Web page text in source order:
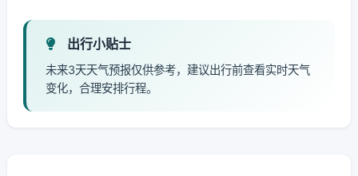
出行小贴士
未来3天天气预报仅供参考，建议出行前查看实时天气
变化，合理安排行程。